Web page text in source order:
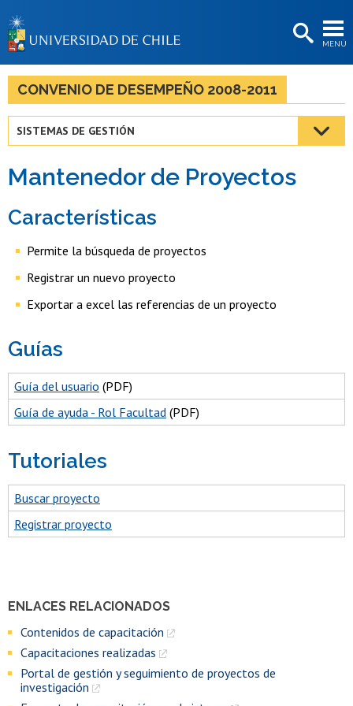
MENÚ
BIBLIOTECAS
LA UNIVERSIDAD
Estudiantes
Académicas/os
CONVENIO DE DESEMPEÑO 2008-2011
SISTEMAS DE GESTIÓN
Mantenedor de Proyectos
ENLACES RELACIONADOS
Contenidos de capacitación
Capacitaciones realizadas
Portal de gestión y seguimiento de proyectos de
investigación
Características
Permite la búsqueda de proyectos
Registrar un nuevo proyecto
Exportar a excel las referencias de un proyecto
Guías
Guía del usuario (PDF)
Guía de ayuda - Rol Facultad (PDF)
Tutoriales
Buscar proyecto
Registrar proyecto